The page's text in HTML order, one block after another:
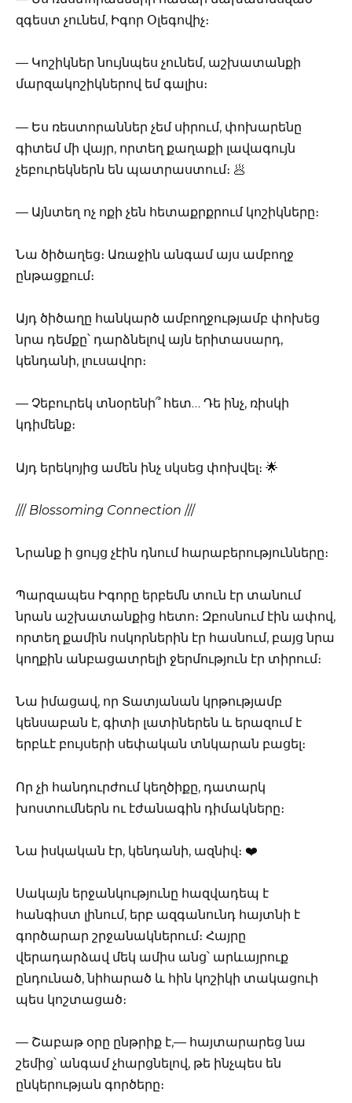
զգեստ չունեմ, Իգոր Օլեգովիչ։
— Կոշիկներ նույնպես չունեմ, աշխատանքի
մարզակոշիկներով եմ գալիս։
— Ես ռեստորաններ չեմ սիրում, փոխարենը
գիտեմ մի վայր, որտեղ քաղաքի լավագույն
չեբուրեկներն են պատրաստում։ 🥟
— Այնտեղ ոչ ոքի չեն հետաքրքրում կոշիկները։
Նա ծիծաղեց։ Առաջին անգամ այս ամբողջ
ընթացքում։
Այդ ծիծաղը հանկարծ ամբողջությամբ փոխեց
նրա դեմքը՝ դարձնելով այն երիտասարդ,
կենդանի, լուսավոր։
— Չեբուրեկ տնօրենի՞ հետ… Դե ինչ, ռիսկի
կդիմենք։
Այդ երեկոյից ամեն ինչ սկսեց փոխվել։ 🌟
/// Blossoming Connection ///
Նրանք ի ցույց չէին դնում հարաբերությունները։
Պարզապես Իգորը երբեմն տուն էր տանում
նրան աշխատանքից հետո։ Զբոսնում էին ափով,
որտեղ քամին ոսկորներին էր հասնում, բայց նրա
կողքին անբացատրելի ջերմություն էր տիրում։
Նա իմացավ, որ Տատյանան կրթությամբ
կենսաբան է, գիտի լատիներեն և երազում է
երբևէ բույսերի սեփական տնկարան բացել։
Որ չի հանդուրժում կեղծիքը, դատարկ
խոստումներն ու էժանագին դիմակները։
Նա իսկական էր, կենդանի, ազնիվ։ ❤️
Սակայն երջանկությունը հազվադեպ է
հանգիստ լինում, երբ ազգանունդ հայտնի է
գործարար շրջանակներում։ Հայրը
վերադարձավ մեկ ամիս անց՝ արևայրուք
ընդունած, նիհարած և հին կոշիկի տակացուի
պես կոշտացած։
— Շաբաթ օրը ընթրիք է,— հայտարարեց նա
շեմից՝ անգամ չհարցնելով, թե ինչպես են
ընկերության գործերը։